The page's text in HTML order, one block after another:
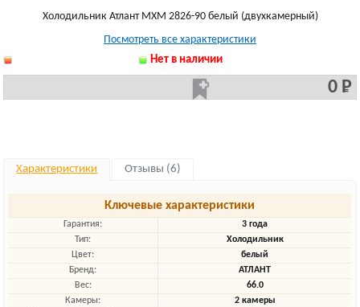
Холодильник Атлант МХМ 2826-90 белый (двухкамерный)
Посмотреть все характеристики
Нет в наличии
0 Р
Характеристики Отзывы (6)
Ключевые характеристики
Гарантия:
3 года
Тип:
Холодильник
Цвет:
белый
Бренд:
АТЛАНТ
Вес:
66.0
Камеры:
2 камеры